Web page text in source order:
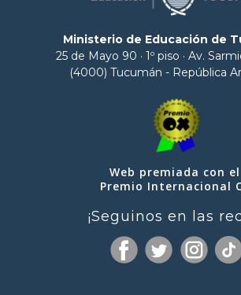
Ministerio de Educación de
25 de Mayo 90 · 1º piso · Av.
(4000) Tucumán - República
Web premiada con el
Premio Internacional
¡Seguinos en las